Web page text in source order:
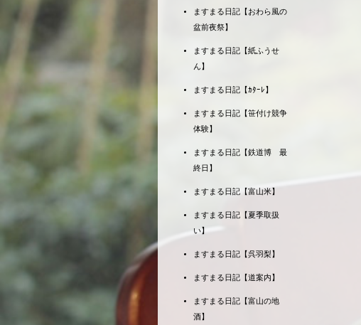
ますまる日記【おわら風の
盆前夜祭】
ますまる日記【紙ふうせ
ん】
ますまる日記【ｶﾀｰﾚ】
ますまる日記【笹付け競争
体験】
ますまる日記【鉄道博 最
終日】
ますまる日記【富山米】
ますまる日記【夏季取扱
い】
ますまる日記【呉羽梨】
ますまる日記【道案内】
ますまる日記【富山の地
酒】